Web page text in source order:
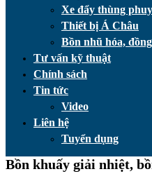
Xe đẩy thùng phuy
Thiết bị Á Châu
Bồn nhũ hóa,
Tư vấn kỹ thuật
Chính sách
Tin tức
Video
Liên hệ
Tuyển dụng
Bồn khuấy giải nhiệt,